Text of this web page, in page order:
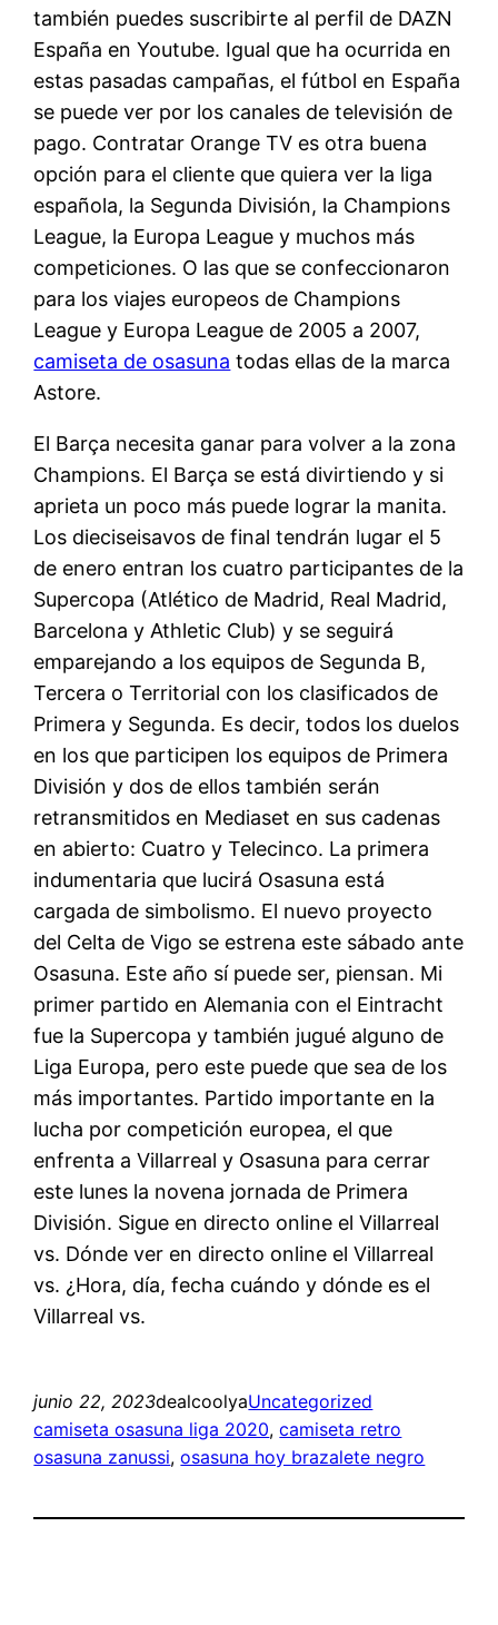
también puedes suscribirte al perfil de DAZN
España en Youtube. Igual que ha ocurrida en
estas pasadas campañas, el fútbol en España
se puede ver por los canales de televisión de
pago. Contratar Orange TV es otra buena
opción para el cliente que quiera ver la liga
española, la Segunda División, la Champions
League, la Europa League y muchos más
competiciones. O las que se confeccionaron
para los viajes europeos de Champions
League y Europa League de 2005 a 2007,
camiseta de osasuna todas ellas de la marca
Astore.
El Barça necesita ganar para volver a la zona
Champions. El Barça se está divirtiendo y si
aprieta un poco más puede lograr la manita.
Los dieciseisavos de final tendrán lugar el 5
de enero entran los cuatro participantes de la
Supercopa (Atlético de Madrid, Real Madrid,
Barcelona y Athletic Club) y se seguirá
emparejando a los equipos de Segunda B,
Tercera o Territorial con los clasificados de
Primera y Segunda. Es decir, todos los duelos
en los que participen los equipos de Primera
División y dos de ellos también serán
retransmitidos en Mediaset en sus cadenas
en abierto: Cuatro y Telecinco. La primera
indumentaria que lucirá Osasuna está
cargada de simbolismo. El nuevo proyecto
del Celta de Vigo se estrena este sábado ante
Osasuna. Este año sí puede ser, piensan. Mi
primer partido en Alemania con el Eintracht
fue la Supercopa y también jugué alguno de
Liga Europa, pero este puede que sea de los
más importantes. Partido importante en la
lucha por competición europea, el que
enfrenta a Villarreal y Osasuna para cerrar
este lunes la novena jornada de Primera
División. Sigue en directo online el Villarreal
vs. Dónde ver en directo online el Villarreal
vs. ¿Hora, día, fecha cuándo y dónde es el
Villarreal vs.
junio 22, 2023dealcoolyaUncategorized
camiseta osasuna liga 2020, camiseta retro
osasuna zanussi, osasuna hoy brazalete negro